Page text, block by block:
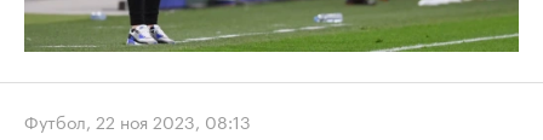
Футбол, 22 ноя 2023, 08:13